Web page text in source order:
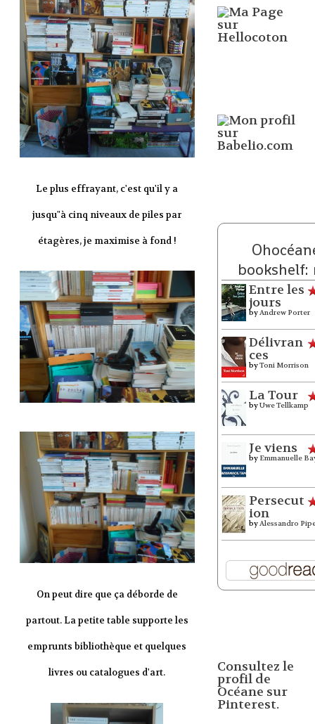
Le plus effrayant, c'est qu'il y a
jusqu"à cinq niveaux de piles par
étagères, je maximise à fond !
On peut dire que ça déborde de
partout. La petite table supporte les
emprunts bibliothèque et quelques
livres ou catalogues d'art.
bookshelf:
Entre les
jours
byAndrew Porter
Délivran
ces
byToni Morrison
La Tour
byUwe Tellkamp
Je viens
by Emmanuelle
Persecut
ion
byAlessandro
Consultez le
profil de
Océane sur
Pinterest.